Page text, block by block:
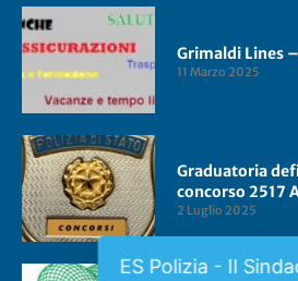
Grimaldi Lines
11 Marzo 2025
Graduatoria
concorso 2517
2 Luglio 2025
ES Polizia - Il